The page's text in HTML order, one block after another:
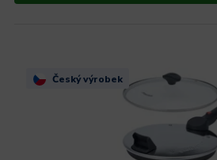
Český výrobek